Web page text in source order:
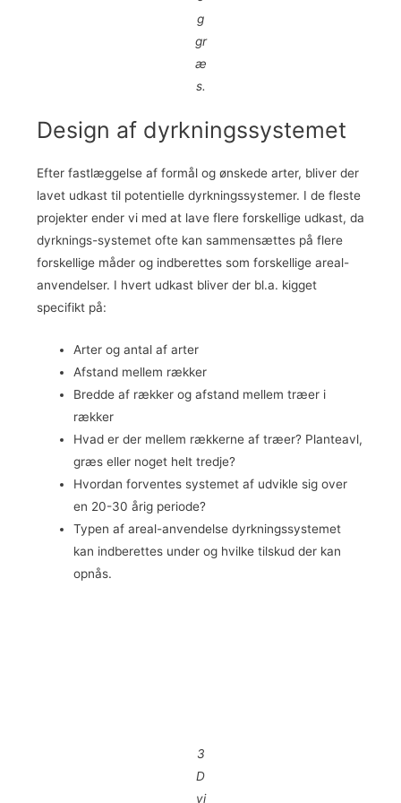
g
gr
æ
s.
Design af dyrkningssystemet
Efter fastlæggelse af formål og ønskede arter, bliver der
lavet udkast til potentielle dyrkningssystemer. I de fleste
projekter ender vi med at lave flere forskellige udkast, da
dyrknings-systemet ofte kan sammensættes på flere
forskellige måder og indberettes som forskellige areal-
anvendelser. I hvert udkast bliver der bl.a. kigget
specifikt på:
Arter og antal af arter
Afstand mellem rækker
Bredde af rækker og afstand mellem træer i
rækker
Hvad er der mellem rækkerne af træer? Planteavl,
græs eller noget helt tredje?
Hvordan forventes systemet af udvikle sig over
en 20-30 årig periode?
Typen af areal-anvendelse dyrkningssystemet
kan indberettes under og hvilke tilskud der kan
opnås.
3
D
vi